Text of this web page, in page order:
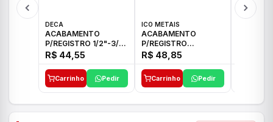
DECA
ACABAMENTO
P/REGISTRO 1/2"-3/4"
E 1"C21.PQ DECA
R$ 44,55
Carrinho Pedir
ICO METAIS
ACABAMENTO
P/REGISTRO
1/2"-3/4"-1" ACB M
CS 33 ICO
R$ 48,85
Carrinho Pedir